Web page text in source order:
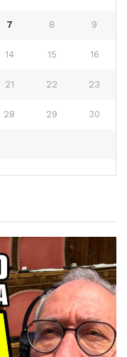
7 8 9
14 15 16
21 22 23
28 29 30